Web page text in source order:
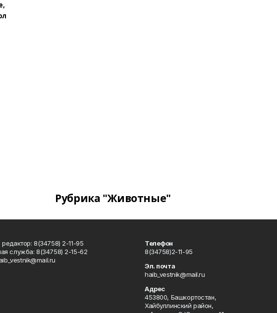
Рубрика "Животные"
8(34758) 2-11-95
служба: 8(34758) 2-15-62
Телефон
8(34758)2-11-95
Эл. почта
haib_vestnik@mail.ru
Адрес
453800, Башкортостан,
Хайбуллинский район,